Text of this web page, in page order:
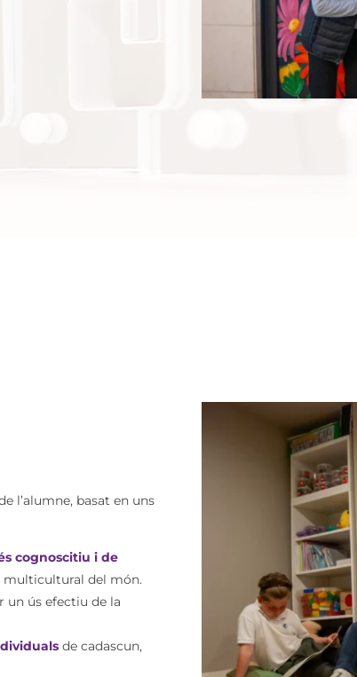
l’alumne, basat en uns
cognoscitiu i de
del món.
un úsefectiu de la
de cadascun,